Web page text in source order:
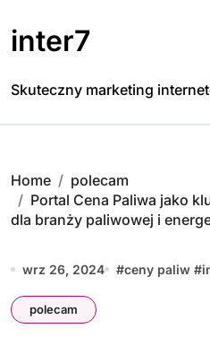
to
content
inter7
Skuteczny marketing
Home
polecam
Portal Cena Paliwa jako
dla branży paliwowej i
wrz 26, 2024 #ceny paliw #
polecam